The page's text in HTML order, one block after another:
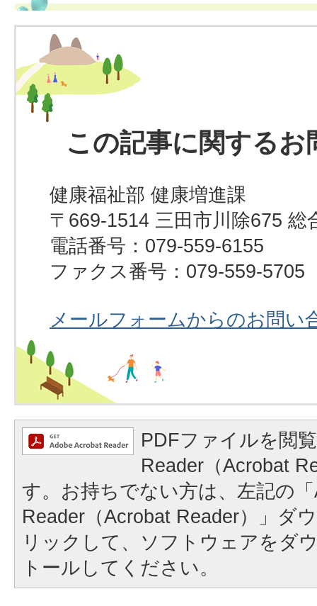
この記事に関するお
健康福祉部 健康増進課
〒669-1514 三田市川除675 総
電話番号：079-559-6155
ファクス番号：079-559-5705
メールフォームからのお問い
PDFファイルを閲
Reader（Acrobat
す。お持ちでない方は、左記の
Reader（Acrobat Reader）」ダ
リックして、ソフトウェアをダ
トールしてください。